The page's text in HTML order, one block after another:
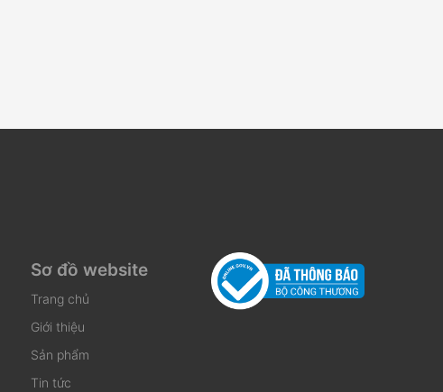
Sơ đồ website
Trang chủ
Giới thiệu
Sản phẩm
Tin tức